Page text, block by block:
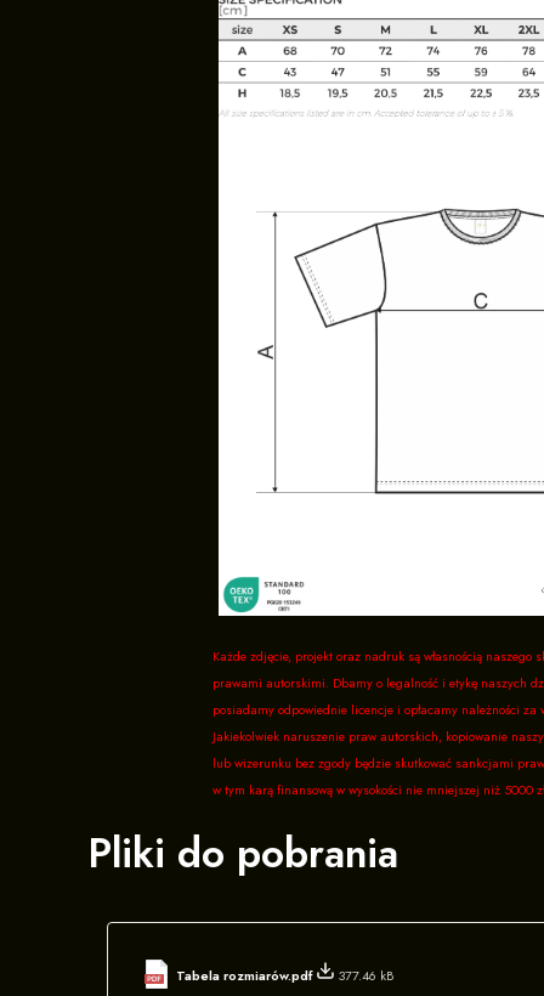
Każde zdjęcie, projekt oraz nadruk są własnością naszego
prawami autorskimi. Dbamy o legalność i etykę naszych
posiadamy odpowiednie licencje i opłacamy należności
Jakiekolwiek naruszenie praw autorskich, kopiowanie
lub wizerunku bez zgody będzie skutkować sankcjami
w tym karą finansową w wysokości nie mniejszej niż 5000
Pliki do pobrania
Tabela rozmiarów.pdf 377.46 kB